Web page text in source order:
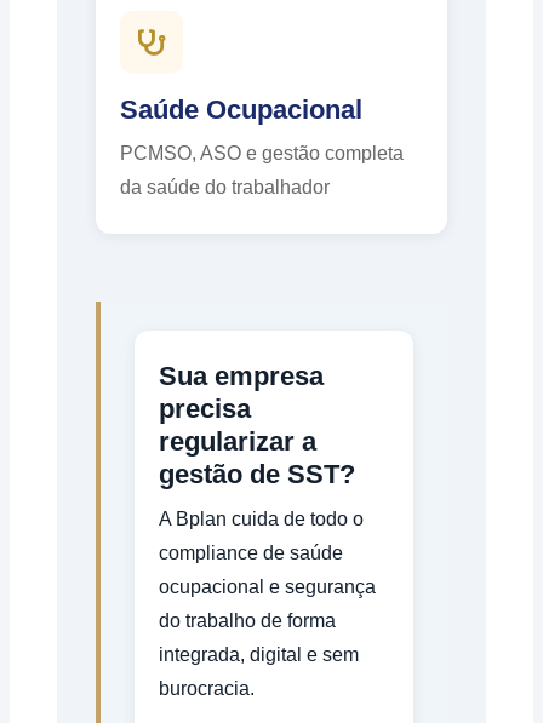
Saúde Ocupacional
PCMSO, ASO e gestão completa
da saúde do trabalhador
Sua empresa
precisa
regularizar a
gestão de SST?
A Bplan cuida de todo o
compliance de saúde
ocupacional e segurança
do trabalho de forma
integrada, digital e sem
burocracia.